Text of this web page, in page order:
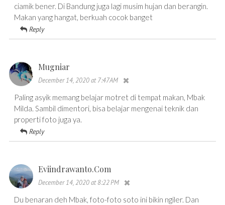
ciamik bener. Di Bandung juga lagi musim hujan dan berangin.
Makan yang hangat, berkuah cocok banget
Reply
Mugniar
December 14, 2020 at 7:47 AM
Paling asyik memang belajar motret di tempat makan, Mbak
Milda. Sambil dimentori, bisa belajar mengenai teknik dan
properti foto juga ya.
Reply
Eviindrawanto.Com
December 14, 2020 at 8:22 PM
Du benaran deh Mbak, foto-foto soto ini bikin ngiler. Dan